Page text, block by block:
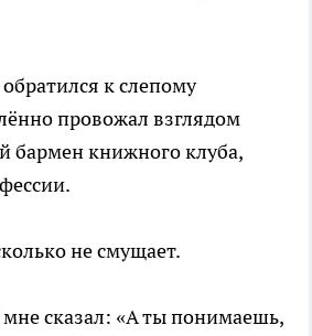
к слепому
провожал взглядом
бармен книжного клуба,
не смущает.
сказал: «А ты понимаешь,